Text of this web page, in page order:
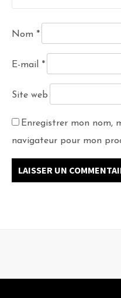
Nom *
E-mail *
Site web
Enregistrer mon nom,
navigateur pour mon